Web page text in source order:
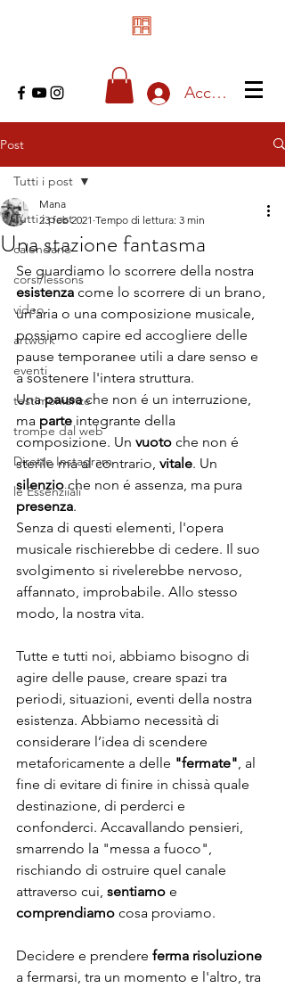
Accedi
Post
Tutti i post
calendario
corsi/lessons
video
artwork
eventi
testimonianze
trompe dal web
Dirette Instagram
le Essenziiali
Tutti i post
Una stazione fantasma
Mana
23 feb 2021 Tempo di lettura: 3 min
Se guardiamo lo scorrere della nostra
esistenza come lo scorrere di un brano,
un'aria o una composizione musicale,
possiamo capire ed accogliere delle
pause temporanee utili a dare senso e
a sostenere l'intera struttura.
Una pausa che non é un interruzione,
ma parte integrante della
composizione. Un vuoto che non é
sterile ma al contrario, vitale. Un
silenzio che non é assenza, ma pura
presenza.
Senza di questi elementi, l'opera
musicale rischierebbe di cedere. Il suo
svolgimento si rivelerebbe nervoso,
affannato, improbabile. Allo stesso
modo, la nostra vita.
Tutte e tutti noi, abbiamo bisogno di
agire delle pause, creare spazi tra
periodi, situazioni, eventi della nostra
esistenza. Abbiamo necessità di
considerare l’idea di scendere
metaforicamente a delle "fermate" , al
fine di evitare di finire in chissà quale
destinazione, di perderci e
confonderci. Accavallando pensieri,
smarrendo la "messa a fuoco",
rischiando di ostruire quel canale
attraverso cui, sentiamo e
comprendiamo cosa proviamo.
Decidere e prendere ferma risoluzione
a fermarsi, tra un momento e l'altro, tra